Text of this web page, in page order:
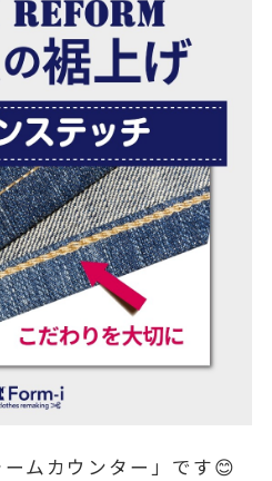
ムカウンター」です😊